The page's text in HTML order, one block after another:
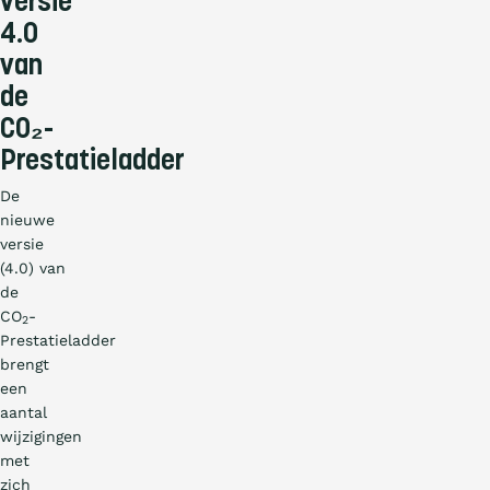
4.0
van
de
CO₂-
Prestatieladder
De
nieuwe
versie
(4.0) van
de
CO2-
Prestatieladder
brengt
een
aantal
wijzigingen
met
zich